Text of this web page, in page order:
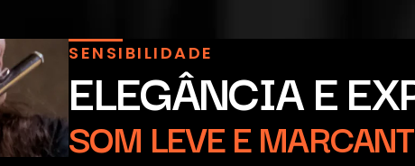
SENSIBILIDADE
ELEGÂNCIA E
SOM LEVE E